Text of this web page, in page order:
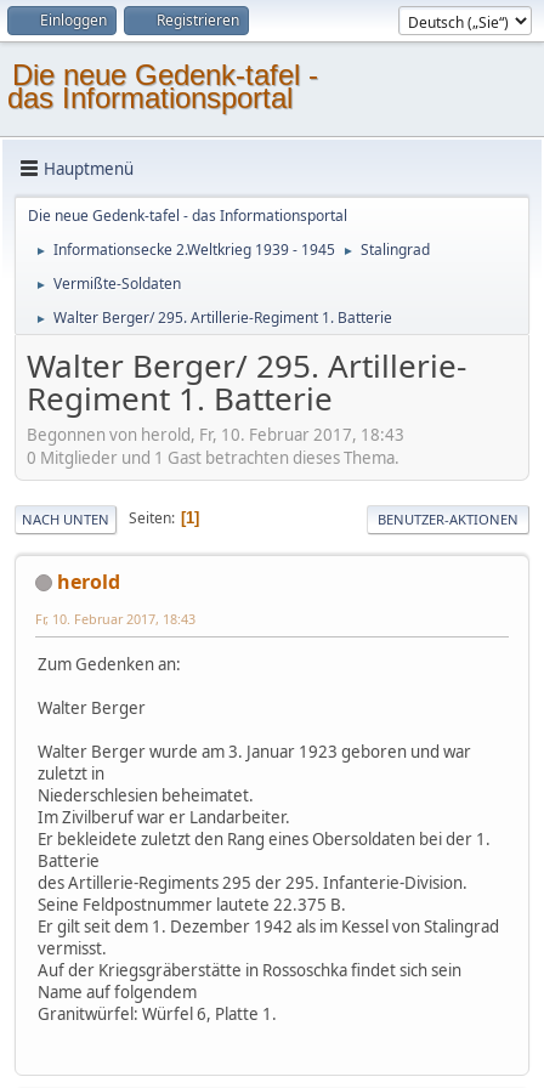
Einloggen Registrieren
Die neue Gedenk-tafel -
das Informationsportal
Hauptmenü
Die neue Gedenk-tafel - das Informationsportal
► Informationsecke 2.Weltkrieg 1939 - 1945 ► Stalingrad
► Vermißte-Soldaten
► Walter Berger/ 295. Artillerie-Regiment 1. Batterie
Walter Berger/ 295. Artillerie-
Regiment 1. Batterie
Begonnen von herold, Fr, 10. Februar 2017, 18:43
0 Mitglieder und 1 Gast betrachten dieses Thema.
NACH UNTEN Seiten 1 BENUTZER-AKTIONEN
herold
Fr, 10. Februar 2017, 18:43
Zum Gedenken an:
Walter Berger
Walter Berger wurde am 3. Januar 1923 geboren und war
zuletzt in
Niederschlesien beheimatet.
Im Zivilberuf war er Landarbeiter.
Er bekleidete zuletzt den Rang eines Obersoldaten bei der 1.
Batterie
des Artillerie-Regiments 295 der 295. Infanterie-Division.
Seine Feldpostnummer lautete 22.375 B.
Er gilt seit dem 1. Dezember 1942 als im Kessel von Stalingrad
vermisst.
Auf der Kriegsgräberstätte in Rossoschka findet sich sein
Name auf folgendem
Granitwürfel: Würfel 6, Platte 1.